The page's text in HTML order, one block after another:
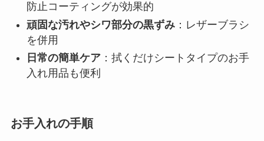
防止コーティングが効果的
頑固な汚れやシワ部分の黒ずみ：レザーブラシ
を併用
日常の簡単ケア：拭くだけシートタイプのお手
入れ用品も便利
お手入れの手順